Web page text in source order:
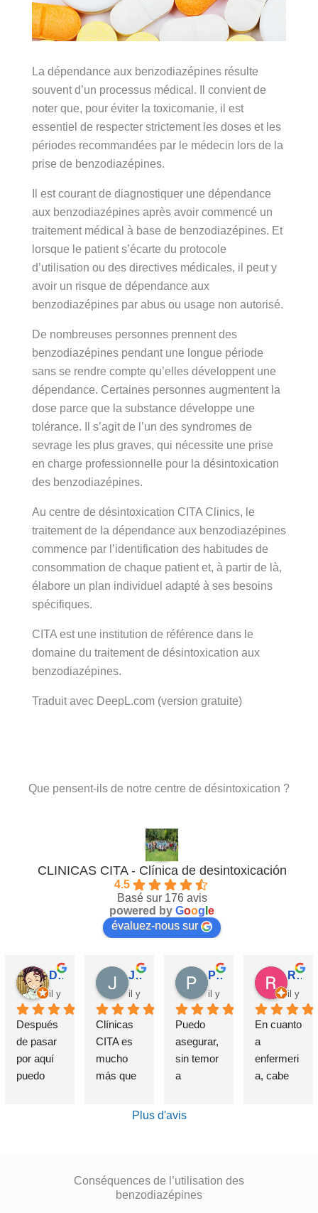
La dépendance aux benzodiazépines résulte
souvent d’un processus médical. Il convient de
noter que, pour éviter la toxicomanie, il est
essentiel de respecter strictement les doses et les
périodes recommandées par le médecin lors de la
prise de benzodiazépines.
Il est courant de diagnostiquer une dépendance
aux benzodiazépines après avoir commencé un
traitement médical à base de benzodiazépines. Et
lorsque le patient s’écarte du protocole
d’utilisation ou des directives médicales, il peut y
avoir un risque de dépendance aux
benzodiazépines par abus ou usage non autorisé.
De nombreuses personnes prennent des
benzodiazépines pendant une longue période
sans se rendre compte qu’elles développent une
dépendance. Certaines personnes augmentent la
dose parce que la substance développe une
tolérance. Il s’agit de l’un des syndromes de
sevrage les plus graves, qui nécessite une prise
en charge professionnelle pour la désintoxication
des benzodiazépines.
Au centre de désintoxication CITA Clinics, le
traitement de la dépendance aux benzodiazépines
commence par l’identification des habitudes de
consommation de chaque patient et, à partir de là,
élabore un plan individuel adapté à ses besoins
spécifiques.
CITA est une institution de référence dans le
domaine du traitement de désintoxication aux
benzodiazépines.
Traduit avec DeepL.com (version gratuite)
Que pensent-ils de notre centre de désintoxication ?
CLINICAS CITA - Clínica de desintoxicación
4.5
Basé sur 176 avis
powered by Goog e
évaluez-nous sur
David Requena C.
il y a 5 mois
Después
de pasar
por aquí
puedo
Jose M.
il y a 6 mois
Clínicas
CITA es
mucho
más que
Clínica de
ación de
adiccione
Pérez M.
il y a 6 mois
Puedo
asegurar,
sin temor
a
me, que
de
adicción,
Rosa
il y a
En cuanto
a
enfermeri
a, cabe
Plus d'avis
Conséquences de l’utilisation des
benzodiazépines